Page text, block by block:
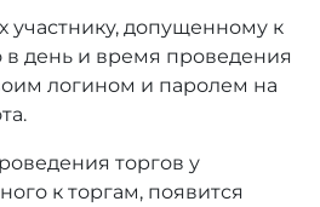
участнику, допущенному к
в день и время проведения
логином и паролем на
торгов у
к торгам, появится